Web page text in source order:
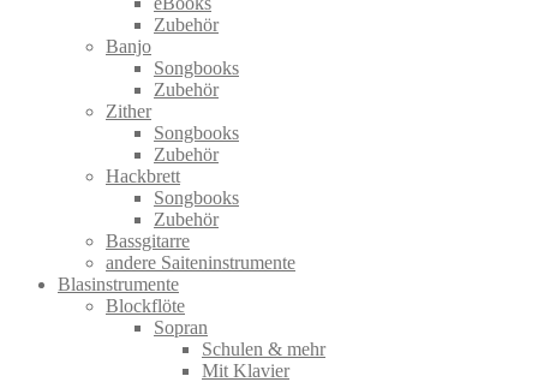
Zubehör
Banjo
Songbooks
Zubehör
Zither
Songbooks
Zubehör
Hackbrett
Songbooks
Zubehör
Bassgitarre
andere Saiteninstrumente
Blasinstrumente
Blockflöte
Sopran
Schulen & mehr
Mit Klavier